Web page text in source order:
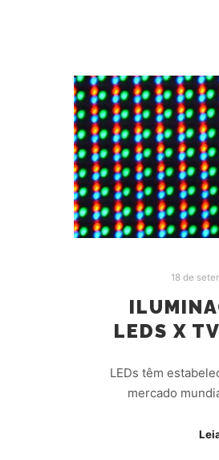
18 de
LEDS X
LEDs têm
mercado